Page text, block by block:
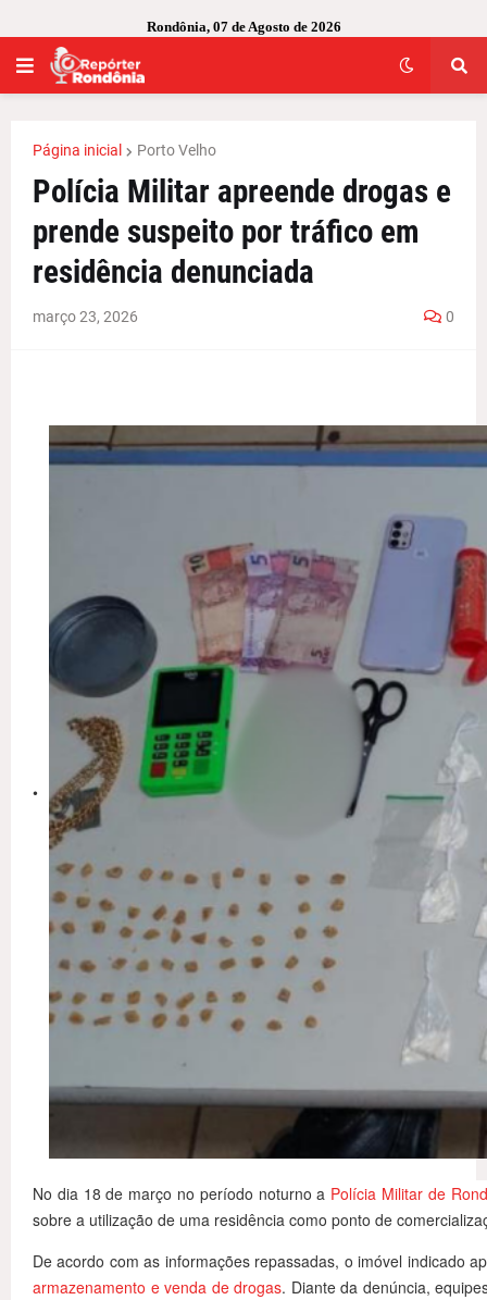
Rondônia, 07 de Agosto de 2026
Página inicial Porto Velho
Polícia Militar apreende drogas e
prende suspeito por tráfico em
residência denunciada
março 23, 2026 0
No dia 18 de março no período noturno a Polícia Militar de
sobre a utilização de uma residência como ponto de
De acordo com as informações repassadas, o imóvel indicado
armazenamento e venda de drogas. Diante da denúncia,